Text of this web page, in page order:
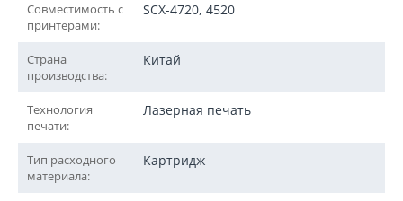
Совместимость с
принтерами:
SCX-4720, 4520
Страна
производства:
Китай
Технология
печати:
Лазерная печать
Тип расходного
материала:
Картридж